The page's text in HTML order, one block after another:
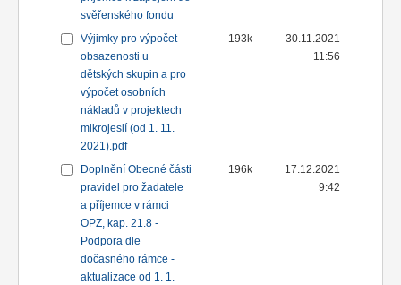
svěřenského fondu
Výjimky pro výpočet
obsazenosti u
dětských skupin a pro
výpočet osobních
nákladů v projektech
mikrojeslí (od 1. 11.
2021).pdf
193k
30.11.2021
11:56
Doplnění Obecné části
pravidel pro žadatele
a příjemce v rámci
OPZ, kap. 21.8 -
Podpora dle
dočasného rámce -
aktualizace od 1. 1.
196k
17.12.2021
9:42